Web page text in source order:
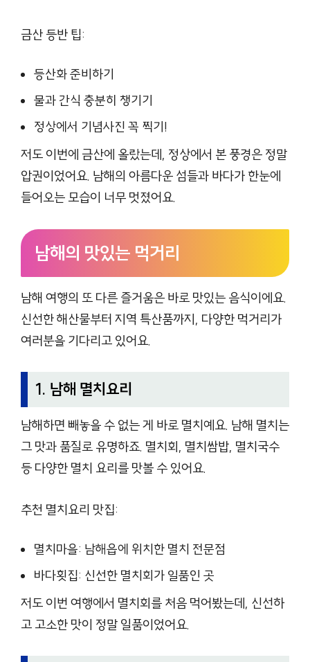
금산 등반 팁:
등산화 준비하기
물과 간식 충분히 챙기기
정상에서 기념사진 꼭 찍기!
저도 이번에 금산에 올랐는데, 정상에서 본 풍경은 정말
압권이었어요. 남해의 아름다운 섬들과 바다가 한눈에
들어오는 모습이 너무 멋졌어요.
남해의 맛있는 먹거리
남해 여행의 또 다른 즐거움은 바로 맛있는 음식이에요.
신선한 해산물부터 지역 특산품까지, 다양한 먹거리가
여러분을 기다리고 있어요.
1. 남해 멸치요리
남해하면 빼놓을 수 없는 게 바로 멸치예요. 남해 멸치는
그 맛과 품질로 유명하죠. 멸치회, 멸치쌈밥, 멸치국수
등 다양한 멸치 요리를 맛볼 수 있어요.
추천 멸치요리 맛집:
멸치마을: 남해읍에 위치한 멸치 전문점
바다횟집: 신선한 멸치회가 일품인 곳
저도 이번 여행에서 멸치회를 처음 먹어봤는데, 신선하
고 고소한 맛이 정말 일품이었어요.